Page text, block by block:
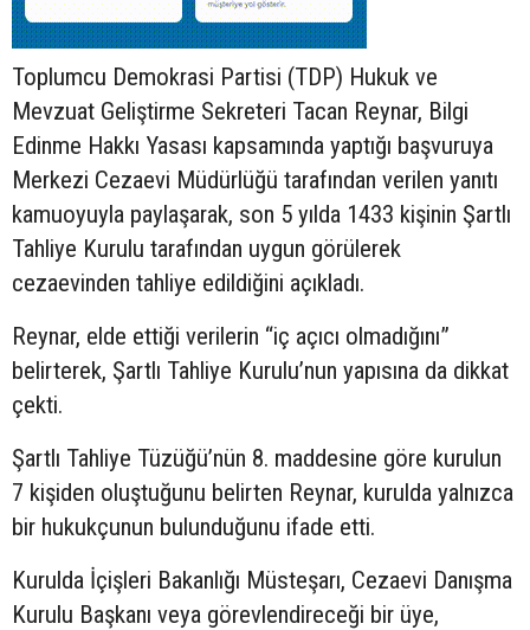
Toplumcu Demokrasi Partisi (TDP) Hukuk ve
Mevzuat Geliştirme Sekreteri Tacan Reynar, Bilgi
Edinme Hakkı Yasası kapsamında yaptığı başvuruya
Merkezi Cezaevi Müdürlüğü tarafından verilen yanıtı
kamuoyuyla paylaşarak, son 5 yılda 1433 kişinin Şartlı
Tahliye Kurulu tarafından uygun görülerek
cezaevinden tahliye edildiğini açıkladı.
Reynar, elde ettiği verilerin “iç açıcı olmadığını”
belirterek, Şartlı Tahliye Kurulu’nun yapısına da dikkat
çekti.
Şartlı Tahliye Tüzüğü’nün 8. maddesine göre kurulun
7 kişiden oluştuğunu belirten Reynar, kurulda yalnızca
bir hukukçunun bulunduğunu ifade etti.
Kurulda İçişleri Bakanlığı Müsteşarı, Cezaevi Danışma
Kurulu Başkanı veya görevlendireceği bir üye,